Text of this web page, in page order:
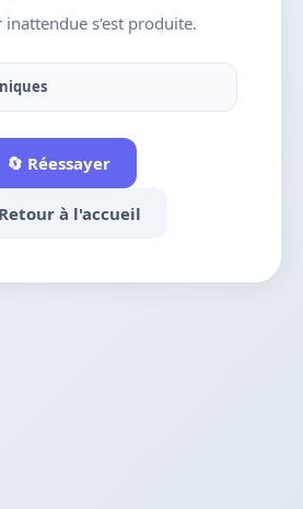
inattendue s'est produite.
🔄 Réessayer
à l'accueil